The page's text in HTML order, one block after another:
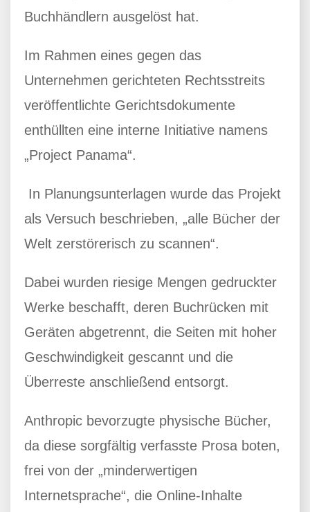
Buchhändlern ausgelöst hat.
Im Rahmen eines gegen das
Unternehmen gerichteten Rechtsstreits
veröffentlichte Gerichtsdokumente
enthüllten eine interne Initiative namens
„Project Panama“.
In Planungsunterlagen wurde das Projekt
als Versuch beschrieben, „alle Bücher der
Welt zerstörerisch zu scannen“.
Dabei wurden riesige Mengen gedruckter
Werke beschafft, deren Buchrücken mit
Geräten abgetrennt, die Seiten mit hoher
Geschwindigkeit gescannt und die
Überreste anschließend entsorgt.
Anthropic bevorzugte physische Bücher,
da diese sorgfältig verfasste Prosa boten,
frei von der „minderwertigen
Internetsprache“, die Online-Inhalte